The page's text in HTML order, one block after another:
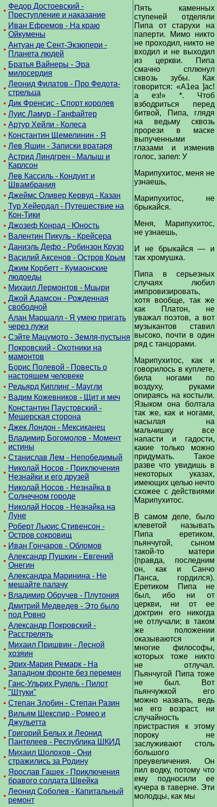
•
Федор Достоевский -
Преступление и наказание
•
Иван Ефремов - На краю
Ойкумены
•
Антуан де Сент-Экзюпери -
Планета людей
•
Братья Вайнеры - Эра
милосердия
•
Леонид Филатов - Про Федота-
стрельца
• Дик Френсис - Спорт королев
• Луис Ламур - Ганфайтер
• Артур Хейли - Колеса
• Константин Щемелинин - Я
• Лев Яшин - Записки вратаря
•
Астрид Линдгрен - Малыш и
Карлсон
•
Лев Кассиль - Кондуит и
Швамбрания
• Джеймс Оливер Кервуд - Казан
•
Тур Хейердал - Путешествие на
Кон-Тики
• Джозеф Конрад - Юность
• Валентин Пикуль - Крейсера
• Даниэль Дефо - Робинзон Крузо
• Василий Аксенов - Остров Крым
•
Джим Корбетт - Кумаонские
людоеды
• Михаил Лермонтов - Мцыри
•
Джой Адамсон - Рожденная
свободной
•
Алан Маршалл - Я умею пригать
через лужи
• Сэйте Мацумото - Земля-пустыня
•
Покровский - Охотники на
мамонтов
•
Борис Полевой - Повесть о
настоящем человеке
• Редьярд Киплинг - Маугли
• Вадим Кожевников - Щит и меч
•
Константин Паустовский -
Мещерская сторона
• Джек Лондон - Мексиканец
•
Владимир Богомолов - Момент
истины
• Станислав Лем - Непобедимый
•
Николай Носов - Приключения
Незнайки и его друзей
•
Николай Носов - Незнайка в
Солнечном городе
•
Николай Носов - Незнайка на
Луне
•
Роберт Льюис Стивенсон -
Остров сокровищ
• Иван Гончаров - Обломов
•
Александр Пушкин - Евгений
Онегин
•
Александра Маринина - Не
мешайте палачу
• Владимир Обручев - Плутония
•
Дмитрий Медведев - Это было
под Ровно
•
Александр Покровский -
Расстрелять
•
Михаил Пришвин - Лесной
хозяин
•
Эрих-Мария Ремарк - На
Западном фронте без перемен
•
Ганс-Ульрих Рудель - Пилот
"Штуки"
• Степан Злобин - Степан Разин
•
Вильям Шекспир - Ромео и
Джульетта
•
Григорий Белых и Леонид
Пантелеев - Республика ШКИД
•
Михаил Шолохов - Они
стражились за Родину
•
Ярослав Гашек - Приключения
бравого солдата Швейка
•
Леонид Соболев - Капитальный
ремонт
Пять каменных
ступеней отделяли
Пипа от старухи на
паперти. Мимо никто
не проходил, никто не
входил и не выходил
из церкви. Пипа
смачно сплюнул
сквозь зубы. Как
говорится: «А1еа ]ас!
а ез!» *. Чтоб
взбодриться перед
битвой, Пипа, глядя
на ведьму сквозь
прорези в маске
выпученными
глазами и изменив
голос, запел: У
Марипухитос, меня не
узнаешь,
Марипухитос, не
брыкайся.
Меня, Марипухитос,
не узнаешь,
И не брыкайся — и
так хромушка.
Пипа в серьезных
случаях любил
импровизировать,
хотя вообще, так же
как Платон, не
уважал поэтов, а вот
музыкантов ставил
высоко, почти в один
ряд с танцорами.
Марипухитос, как и
говорилось в куплете,
била ногами по
воздуху, руками
опираясь на костыли.
Языком она болтала
так же, как и ногами,
насылая на
мальчишку все
напасти и гадости,
какие только можно
придумать. Такое
разве что увидишь в
некоторых указах,
имеющих целью нечто
схожее с действиями
Марипухитос.
В самом деле, было
клеветой называть
Пипа еретиком,
пьянчугой, сыном
такой-то матери
(правда, последним
он, как и Санчо
Панса, гордился).
Еретиком Пипа не
был, ибо ни от
церкви, ни от ее
доктрин его никогда
не отлучали; в таком
же положении
оказываются и
многие философы,
которых тоже никто
не отлучал.
Пьянчугой Пипа тоже
не был. Вот
пьянчужкой его
можно назвать, ведь
ни его возраст, ни
случайность
пристрастия к этому
пороку не
заслуживают столь
большого
преувеличения. Он
пил водку, потому что
ему подносили ее
кучера в таверне. Эти
молодцы, как мы